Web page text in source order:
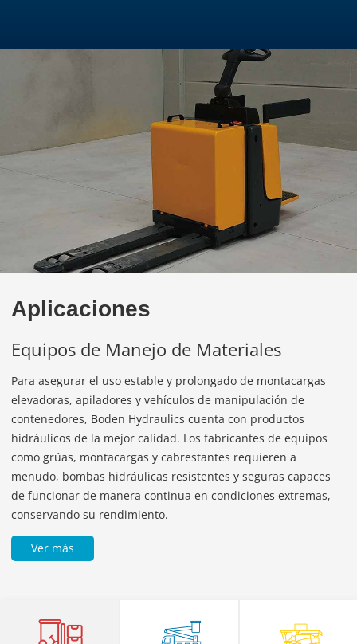
Aplicaciones
Maquinaria de Construcción
La maquinaria de construcción incluye una gran variedad de
equipos especializados que son utilizados en proyectos de
obras civiles, desde montacargas elevadoras hasta
aplanadoras y excavadoras. En entornos complejos,
mayormente al aire libre, los sistemas hidráulicos se someten
a desafíos considerables debiudo a las condiciones y las
variaciones de temperatura extremas.